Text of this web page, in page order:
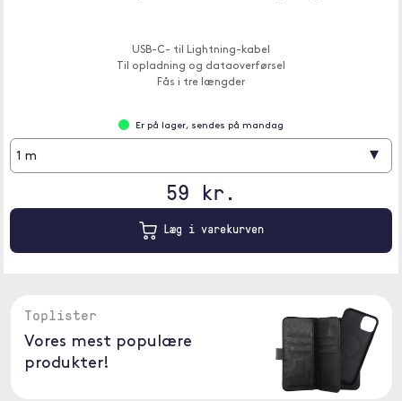
USB-C- til Lightning-kabel
Til opladning og dataoverførsel
Fås i tre længder
Er på lager, sendes på mandag
1 m ▾
59 kr.
Læg i varekurven
Toplister
Vores mest populære
produkter!